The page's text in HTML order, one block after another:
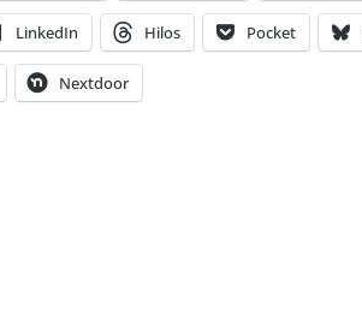
LinkedIn Hilos Pocket
Nextdoor